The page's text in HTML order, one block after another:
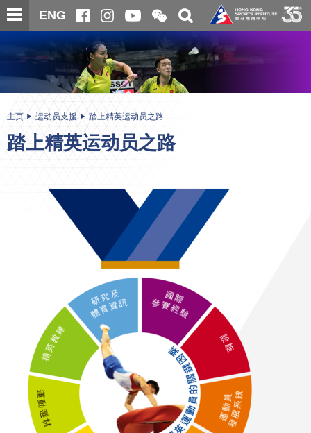
跳
至
内
ENG
开
合
微
信
二
维
码
关
搜
寻
内
主页 运动员支援 踏上精英运动员之路
踏上精英运动员之路